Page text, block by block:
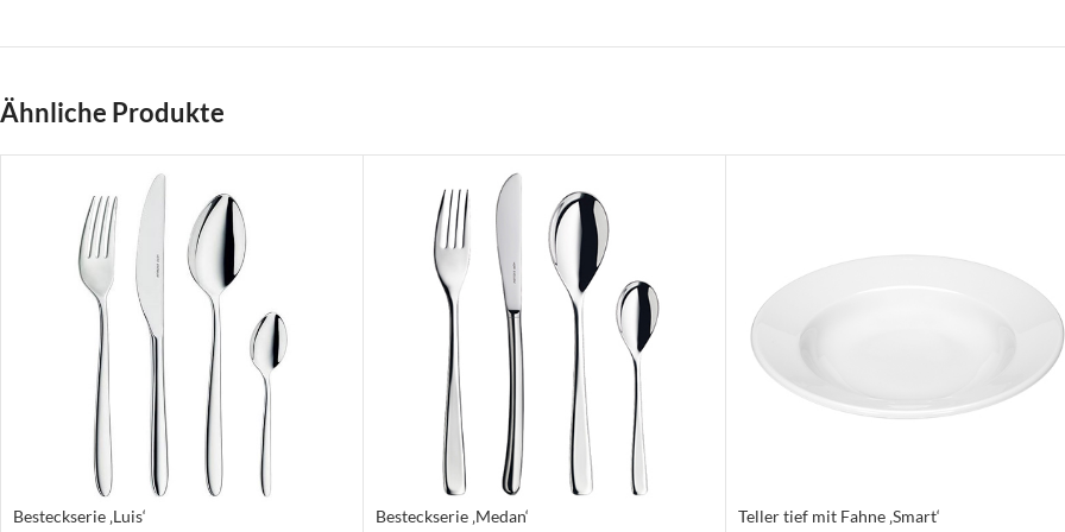
Ähnliche Produkte
Besteckserie ‚Luis‘ Besteckserie ‚Medan‘ Teller tief mit Fahne ‚Smart‘